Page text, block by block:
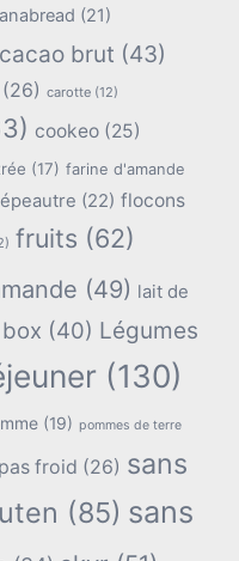
(21)
cacao brut (43)
(26) carotte (12)
cookeo (25)
(17) farine d'amande
(22) flocons
fruits (62)
(49)
lait de
(40) Légumes
(130)
(19) pommes de terre
froid (26) sans
(85) sans